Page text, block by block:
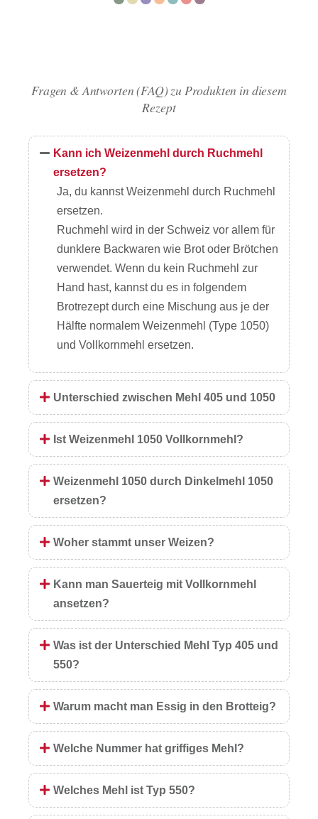
5
Fragen & Antworten (FAQ) zu Produkten in diesem
Rezept
Kann ich Weizenmehl durch Ruchmehl
ersetzen?
Ja, du kannst Weizenmehl durch Ruchmehl
ersetzen.
Ruchmehl wird in der Schweiz vor allem für
dunklere Backwaren wie Brot oder Brötchen
verwendet. Wenn du kein Ruchmehl zur
Hand hast, kannst du es in folgendem
Brotrezept durch eine Mischung aus je der
Hälfte normalem Weizenmehl (Type 1050)
und Vollkornmehl ersetzen.
Unterschied zwischen Mehl 405 und 1050
Ist Weizenmehl 1050 Vollkornmehl?
Weizenmehl 1050 durch Dinkelmehl 1050
ersetzen?
Woher stammt unser Weizen?
Kann man Sauerteig mit Vollkornmehl
ansetzen?
Was ist der Unterschied Mehl Typ 405 und
550?
Warum macht man Essig in den Brotteig?
Welche Nummer hat griffiges Mehl?
Welches Mehl ist Typ 550?